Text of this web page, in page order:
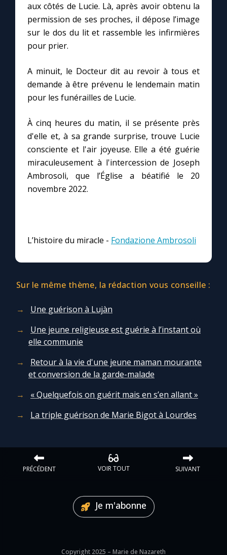
Une neuvaine
À la une
1000 Raisons de Croire
Chapelet pour le monde
Contact
Faire un don
Marie de Nazareth
aux côtés de Lucie. Là, après avoir obtenu la
permission de ses proches, il dépose l’image
sur le dos du lit et rassemble les infirmières
pour prier.
A minuit, le Docteur dit au revoir à tous et
demande à être prévenu le lendemain matin
pour les funérailles de Lucie.
À cinq heures du matin, il se présente près
d'elle et, à sa grande surprise, trouve Lucie
consciente et l'air joyeuse. Elle a été guérie
miraculeusement à l'intercession de Joseph
Ambrosoli, que l’Église a béatifié le 20
novembre 2022.
L’histoire du miracle - Fondazione Ambrosoli
Sur le même thème, la rédaction vous conseille :
Une guérison à Lujàn
Une jeune religieuse est guérie à l’instant où
elle communie
Retour à la vie d'une jeune maman mourante
et conversion de la garde-malade
« Quelquefois on guérit mais en s’en allant »
La triple guérison de Marie Bigot à Lourdes
PRÉCÉDENT VOIR TOUT SUIVANT
Je m'abonne
Copyright 2025 – Marie de Nazareth